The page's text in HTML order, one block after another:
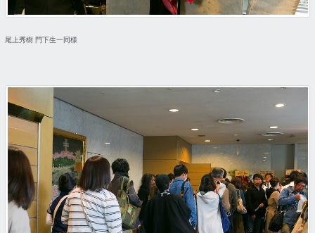
尾上秀樹 門下生一同様